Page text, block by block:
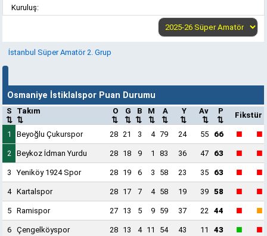
Kuruluş:
İstanbul Süper Amatör 2. Grup
Osmaniye İstiklalspor Puan Durumu
S
⇅
Takım
⇅
O
⇅
G
⇅
B
⇅
M
⇅
A
⇅
Y
⇅
Av
⇅
P
⇅
Fikstür
1 Beyoğlu Çukurspor 28 21 3 4 79 24 55 66 ■ ■
2 Beykoz İdman Yurdu 28 18 9 1 83 36 47 63 ■ ■
3 Yeniköy 1924 Spor 28 19 6 3 58 23 35 63 ■ ■
4 Kartalspor 28 17 7 4 58 19 39 58 ■ ■
5 Ramispor 27 13 5 9 59 37 22 44 ■ ■
6 Çengelköyspor 28 13 4 11 54 43 11 43 ■ ■